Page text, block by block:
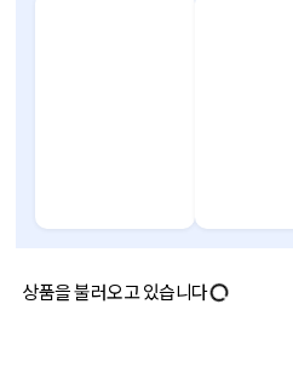
상품을 불러오고 있습니다